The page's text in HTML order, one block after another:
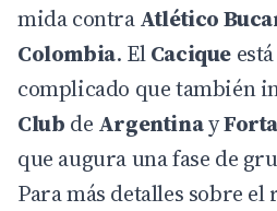
mida contraAtlético
Colombia. ElCacique
complicado que también
Club de Argentinay
que augura una fase de
Para más detalles sobre